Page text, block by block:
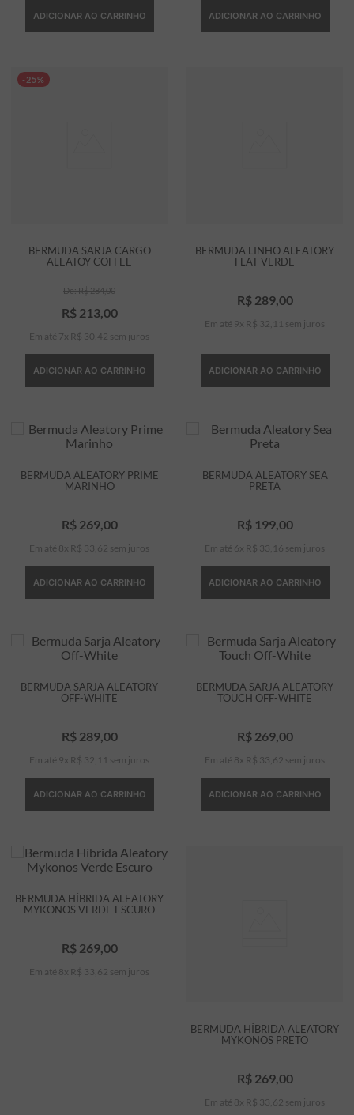
ADICIONAR AO CARRINHO ADICIONAR AO CARRINHO
-25%
BERMUDA SARJA CARGO
ALEATOY COFFEE
R$284,00
R$ 213, 00
Em até 7 x R$ 30 42 sem juros
ADICIONAR AO CARRINHO
BERMUDA LINHO ALEATORY
FLAT VERDE
R$ 289, 00
Em até 9 x R$ 32 11 sem juros
ADICIONAR AO CARRINHO
BERMUDA ALEATORY PRIME
MARINHO
R$ 269, 00
Em até 8 x R$ 33 62 sem juros
ADICIONAR AO CARRINHO
BERMUDA ALEATORY SEA
PRETA
R$ 199, 00
Em até 6 x R$ 33 16 sem juros
ADICIONAR AO CARRINHO
BERMUDA SARJA ALEATORY
OFF-WHITE
R$ 289, 00
Em até 9 x R$ 32 11 sem juros
ADICIONAR AO CARRINHO
BERMUDA SARJA ALEATORY
TOUCH OFF-WHITE
R$ 269, 00
Em até 8 x R$ 33 62 sem juros
ADICIONAR AO CARRINHO
BERMUDA HÍBRIDA ALEATORY
MYKONOS VERDE ESCURO
R$ 269, 00
Em até 8 x R$ 33 62 sem juros
BERMUDA HÍBRIDA ALEATORY
MYKONOS PRETO
R$ 269, 00
Em até 8 x R$ 33 62 sem juros